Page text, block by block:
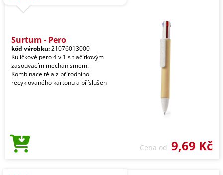
Surtum - Pero
kód výrobku:21076013000
Kuličkové pero 4 v 1 s tlačítkovým
zasouvacím mechanismem.
Kombinace těla z přírodního
recyklovaného kartonu a příslušen
Cena od 9,69 Kč